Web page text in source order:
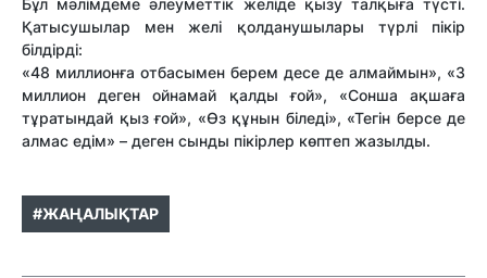
Бұл мәлімдеме әлеуметтік желіде қызу талқыға түсті.
Қатысушылар мен желі қолданушылары түрлі пікір
білдірді:
«48 миллионға отбасымен берем десе де алмаймын», «3
миллион деген ойнамай қалды ғой», «Сонша ақшаға
тұратындай қыз ғой», «Өз құнын біледі», «Тегін берсе де
алмас едім» – деген сынды пікірлер көптеп жазылды.
#ЖАҢАЛЫҚТАР